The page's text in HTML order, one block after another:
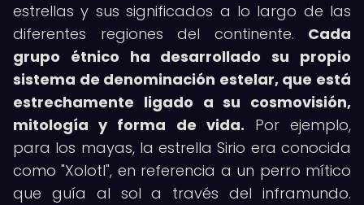
estrellas y sus significados a lo largo de las
diferentes regiones del continente. Cada
grupo étnico ha desarrollado su propio
sistema de denominación estelar, que está
estrechamente ligado a su cosmovisión,
mitología y forma de vida. Por ejemplo,
para los mayas, la estrella Sirio era conocida
como "Xolotl", en referencia a un perro mítico
que guía al sol a través del inframundo.